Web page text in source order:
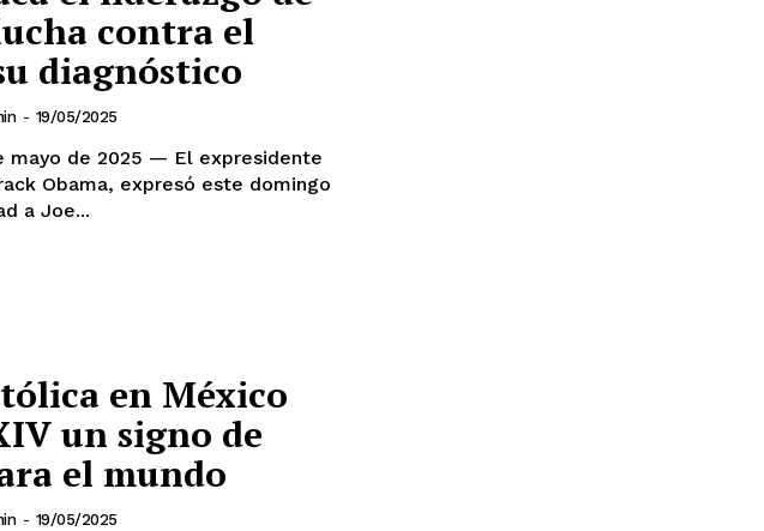
contra el
diagnóstico
- 19/05/2025
mayo de 2025 — El expresidente
Obama, expresó este domingo
a Joe...
en México
un signo de
el mundo
- 19/05/2025